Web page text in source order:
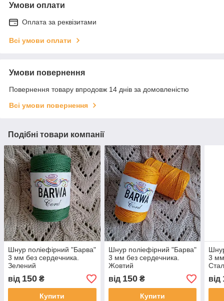
Умови оплати
Оплата за реквізитами
Всі умови оплати
Умови повернення
Повернення товару впродовж 14 днів за домовленістю
Всі умови повернення
Подібні товари компанії
Шнур поліефірний "Барва"
3 мм без сердечника.
Зелений
від 150 ₴
Купити
Шнур поліефірний "Барва"
3 мм без сердечника.
Жовтий
від 150₴
Купити
3 мм
від